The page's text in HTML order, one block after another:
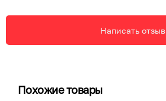
Написать отзыв
Похожие товары